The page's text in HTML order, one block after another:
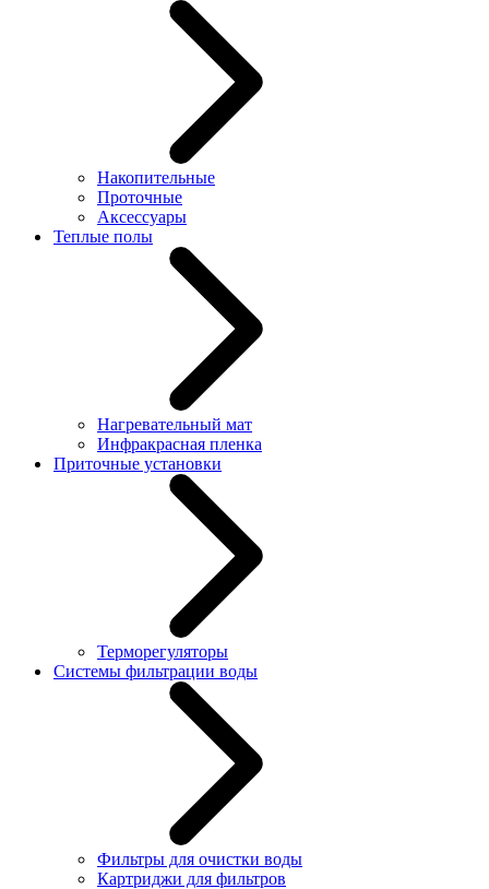
Накопительные
Проточные
Аксессуары
Теплые полы
Нагревательный мат
Инфракрасная пленка
Приточные установки
Терморегуляторы
Системы фильтрации воды
Фильтры для очистки воды
Картриджи для фильтров